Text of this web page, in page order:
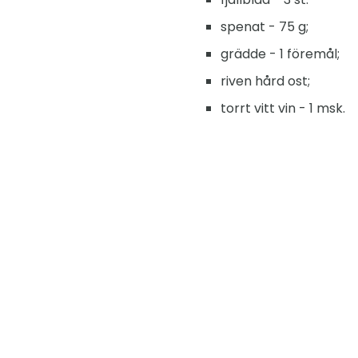
spenat - 75 g;
grädde - 1 föremål;
riven hård ost;
torrt vitt vin - 1 msk.